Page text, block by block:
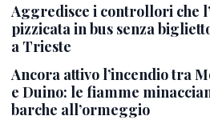
Aggredisce i controllori che
pizzicata in bus senza
a Trieste
Ancora attivo l’incendio tra
e Duino: le fiamme
barche all’ormeggio